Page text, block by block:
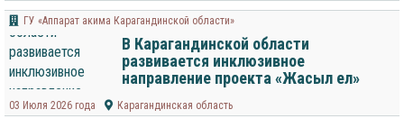
ГУ «Аппарат акима Карагандинской области»
В Карагандинской области
развивается инклюзивное
направление проекта «Жасыл ел»
03 Июля 2026 года Карагандинская область